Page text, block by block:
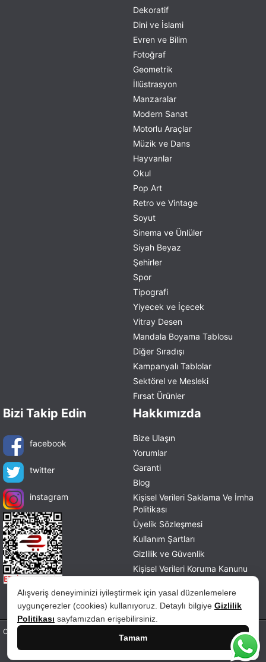
Alışveriş deneyiminizi iyileştirmek için yasal düzenlemelere
uygunçerezler (cookies) kullanıyoruz. Detaylı bilgiye Gizlilik
Politikası sayfamızdan erişebilirsiniz.
Tamam
Dekoratif
Dini ve İslami
Evren ve Bilim
Fotoğraf
Geometrik
İllüstrasyon
Manzaralar
Modern Sanat
Motorlu Araçlar
Müzik ve Dans
Hayvanlar
Okul
Pop Art
Retro ve Vintage
Soyut
Sinema ve Ünlüler
Siyah Beyaz
Şehirler
Spor
Tipografi
Yiyecek ve İçecek
Vitray Desen
Mandala Boyama Tablosu
Diğer Sıradışı
Kampanyalı Tablolar
Sektörel ve Mesleki
Fırsat Ürünler
Bizi Takip Edin
facebook
twitter
instagram
Hakkımızda
Bize Ulaşın
Yorumlar
Garanti
Blog
Kişisel Verileri Saklama Ve İmha
Politikası
Üyelik Sözleşmesi
Kullanım Şartları
Gizlilik ve Güvenlik
Kişisel Verileri Koruma Kanunu
İade ve Değişim Politikası
Copyright © 2026 tablohane.com Tüm hakları saklıdır.